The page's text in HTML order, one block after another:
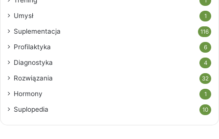
Umysł 1
Suplementacja 116
Profilaktyka 6
Diagnostyka 4
Rozwiązania 32
Hormony 1
Suplopedia 10